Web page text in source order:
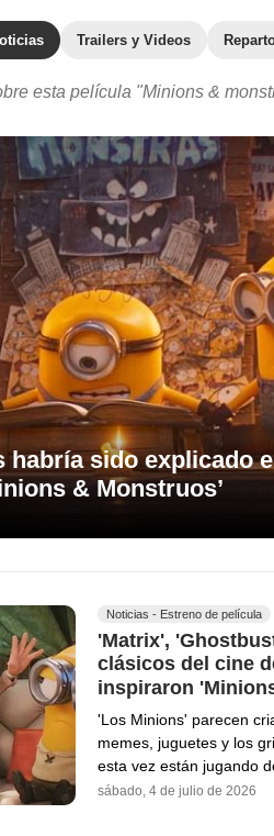
Trailers y Videos
esta película "Minions &
habría sido explicado
& Monstruos’
Noticias - Estreno de película
'Matrix',
clásicos del cine
inspiraron
'Los Minions' parecen
memes, juguetes y los
esta vez están jugando
sábado, 4 de julio de 2026